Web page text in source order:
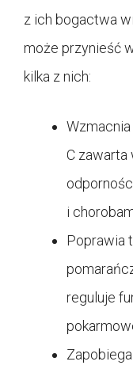
z ich bogactwa
może przynieść
kilka z nich:
C zawarta
i
Poprawia
reguluje